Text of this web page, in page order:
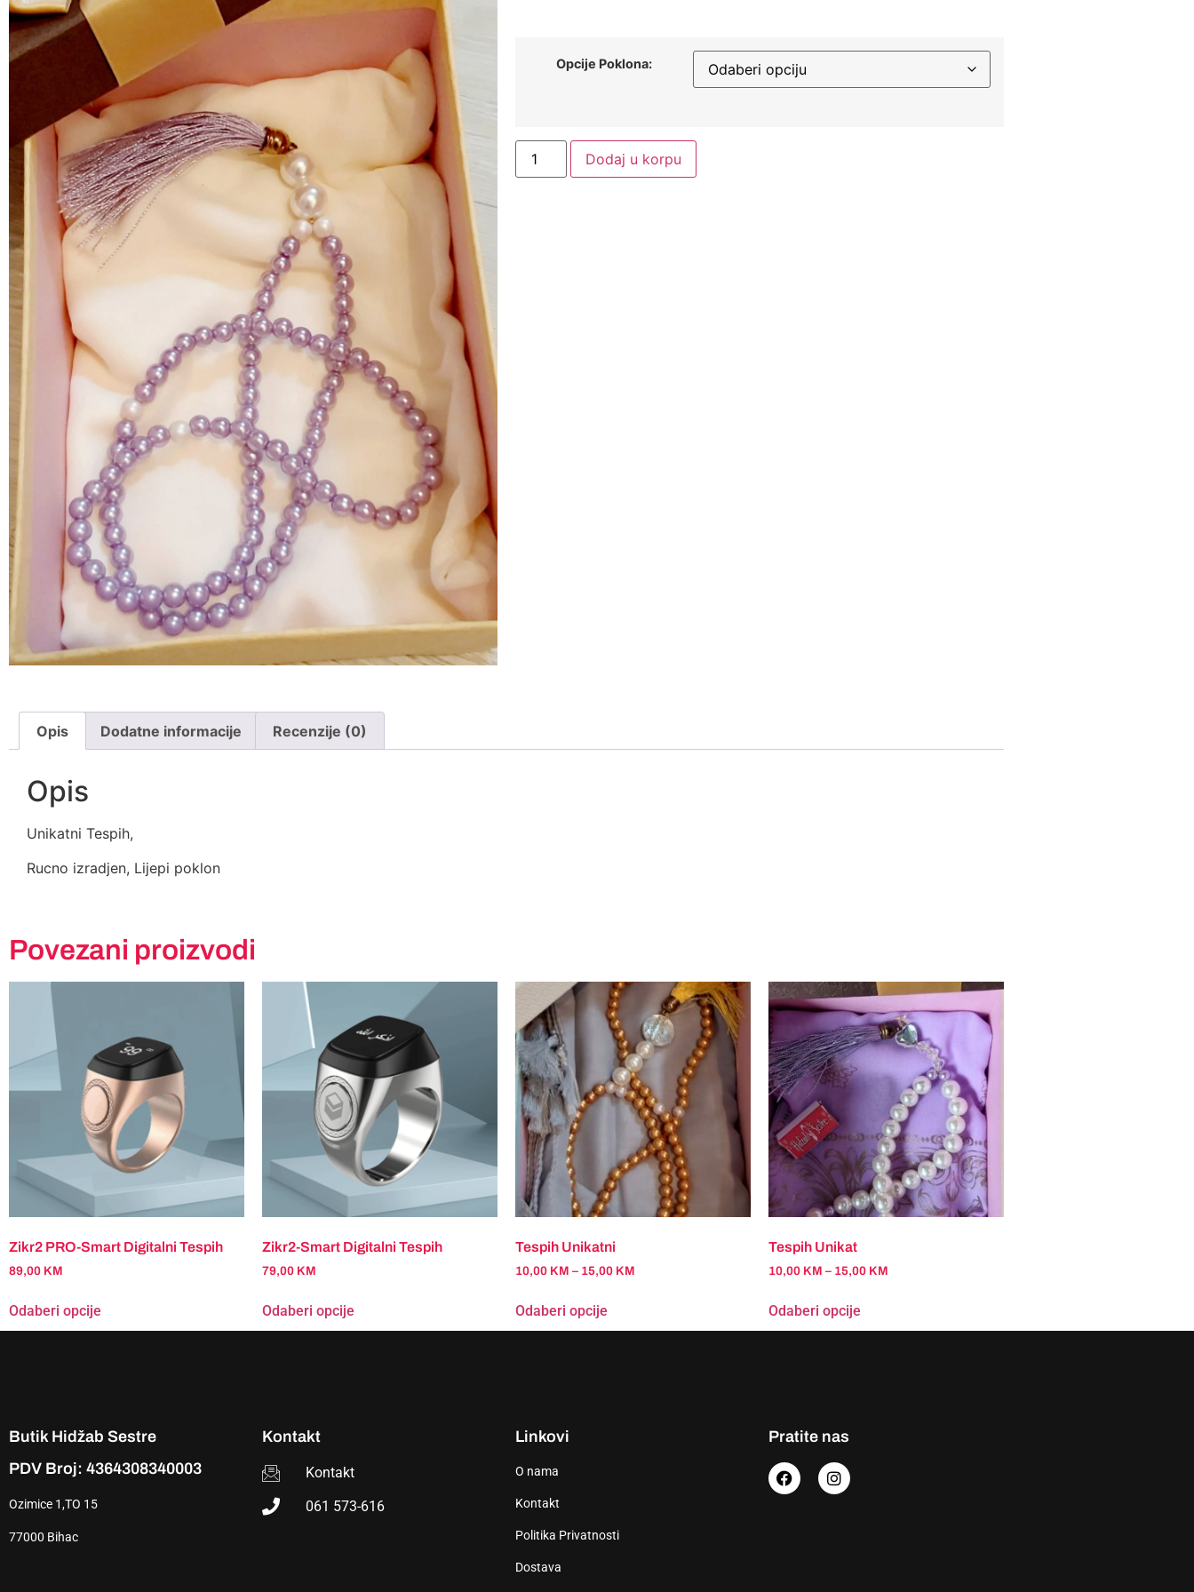
Opcije Poklona:
Dodaj u korpu
Opis Dodatne informacije Recenzije (0)
Opis
Unikatni Tespih,
Rucno izradjen, Lijepi poklon
Povezani proizvodi
Zikr2 PRO-Smart Digitalni Tespih
89,00 KM
Odaberi opcije
Zikr2-Smart Digitalni Tespih
79,00 KM
Odaberi opcije
Tespih Unikatni
10,00 KM – 15,00 KM
Odaberi opcije
Tespih Unikat
10,00 KM – 15,00 KM
Odaberi opcije
Butik Hidžab Sestre
PDV Broj: 4364308340003
Ozimice 1,TO 15
77000 Bihac
Kontakt
Kontakt
061 573-616
Linkovi
O nama
Kontakt
Politika Privatnosti
Dostava
Pratite nas